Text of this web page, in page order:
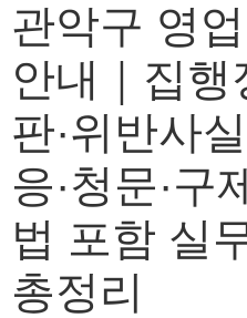
관악구 영
안내｜집행
판·위반사
응·청문·구
법 포함 실
총정리